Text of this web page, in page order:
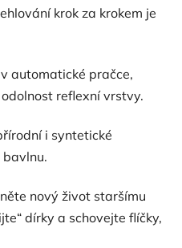
krok za krokem je
automatické pračce,
reflexní vrstvy.
i syntetické
nový život staršímu
dírky a schovejte flíčky,